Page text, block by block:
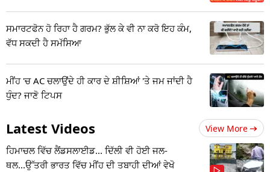
ਸਮਾਰਟਫੋਨ ਹੋ ਰਿਹਾ ਹੈ ਗਰਮ? ਭੁੱਲ ਕੇ ਵੀ ਨਾ ਕਰੋ ਇਹ ਕੰਮ,
ਵੱਧ ਸਕਦੀ ਹੈ ਸਮੱਸਿਆ
ਮੀਂਹ 'ਚ AC ਚਲਾਉਂਦੇ ਹੀ ਕਾਰ ਦੇ ਸ਼ੀਸ਼ਿਆਂ 'ਤੇ ਜਮ ਜਾਂਦੀ ਹੈ
ਧੁੰਦ? ਜਾਣੋ ਟਿਪਸ
Latest Videos View More
ਹਿਮਾਚਲ ਵਿੱਚ ਲੈਂਡਸਲਾਈਡ... ਦਿੱਲੀ ਵੀ ਹੋਈ ਜਲ-
ਥਲ...ਉੱਤਰੀ ਭਾਰਤ ਵਿੱਚ ਮੀਂਹ ਦੀ ਤਬਾਹੀ ਦੀਆਂ ਵੇਖੋ